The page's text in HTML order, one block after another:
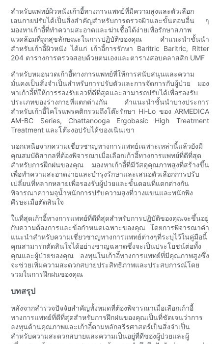
สำหรับแพทย์ผิวหนังเก้าอี้ทางการแพทย์ที่มีความสูงและตัวเลือก
เอนกายปรับได้เป็นสิ่งสำคัญสำหรับการตรวจผิวและขั้นตอนอื่น ๆ
มองหาเก้าอี้ที่ทำความสะอาดและฆ่าเชื้อได้ง่ายเพื่อรักษาสภาพ
แวดล้อมที่ถูกสุขลักษณะในการปฏิบัติของคุณ คำแนะนำชั้นนำ
สำหรับเก้าอี้ผิวหนัง ได้แก่ เก้าอี้การรักษา Baritric Baritric, Ritter
204 ตารางการตรวจสอบด้วยตนเองและตารางสอบคลาสสิก UMF
สำหรับหมอนวดเก้าอี้ทางการแพทย์ที่ให้การสนับสนุนและความ
มั่นคงเป็นสิ่งจำเป็นสำหรับการปรับตัวและการจัดการกับผู้ป่วย มอง
หาเก้าอี้ที่ให้การรองรับเอวที่ดีที่สุดและสามารถปรับได้เพื่อรองรับ
ประเภทของร่างกายที่แตกต่างกัน คำแนะนำชั้นนำบางประการ
สำหรับเก้าอี้ไคโรแพรคติกรวมถึงโต๊ะรักษา Hi-Lo ของ ARMEDICA
AM-BC Series, Chattanooga Ergobasic High Treatment
Treatment และโต๊ะงอปรับได้ของเนินเขา
นอกเหนือจากความเชี่ยวชาญทางการแพทย์เฉพาะเหล่านี้แล้วยังมี
คุณสมบัติสากลที่ต้องพิจารณาเมื่อเลือกเก้าอี้ทางการแพทย์ที่ดีที่สุด
สำหรับการฝึกฝนของคุณ มองหาเก้าอี้ที่มีวัสดุคุณภาพสูงที่สร้างขึ้น
เพื่อทำความสะอาดง่ายและบำรุงรักษาและเสนอตัวเลือกการปรับ
เปลี่ยนที่หลากหลายเพื่อรองรับผู้ป่วยและขั้นตอนที่แตกต่างกัน
พิจารณาความจุน้ำหนักการปรับความสูงที่วางแขนและพนักพิง
ศีรษะเมื่อตัดสินใจ
ในที่สุดเก้าอี้ทางการแพทย์ที่ดีที่สุดสำหรับการปฏิบัติของคุณจะขึ้นอยู่
กับความต้องการและข้อกำหนดเฉพาะของคุณ โดยการพิจารณาคำ
แนะนำสำหรับความเชี่ยวชาญทางการแพทย์ต่างๆที่ระบุไว้ในคู่มือนี้
คุณสามารถตัดสินใจได้อย่างชาญฉลาดซึ่งจะเป็นประโยชน์ต่อทั้ง
คุณและผู้ป่วยของคุณ ลงทุนในเก้าอี้ทางการแพทย์ที่มีคุณภาพสูงซึ่ง
จะช่วยเพิ่มความสะดวกสบายประสิทธิภาพและประสบการณ์โดย
รวมในการฝึกฝนของคุณ
บทสรุป
หลังจากสำรวจปัจจัยสำคัญทั้งหมดที่ต้องพิจารณาเมื่อเลือกเก้าอี้
ทางการแพทย์ที่ดีที่สุดสำหรับการฝึกฝนของคุณเป็นที่ชัดเจนว่าการ
ลงทุนด้านคุณภาพและเก้าอี้ตามหลักสรีรศาสตร์เป็นสิ่งจำเป็น
สำหรับความสะดวกสบายและความเป็นอยู่ที่ดีของผู้ป่วยและผู้